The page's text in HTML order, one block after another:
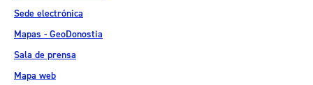
Sede electrónica
Mapas - GeoDonostia
Sala de prensa
Mapa web